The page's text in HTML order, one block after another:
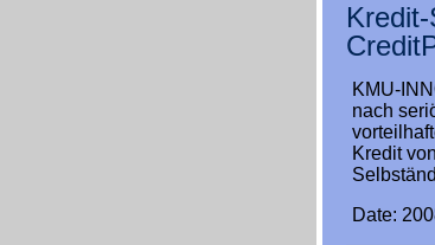
KMU-
nach
Kredit
Date: